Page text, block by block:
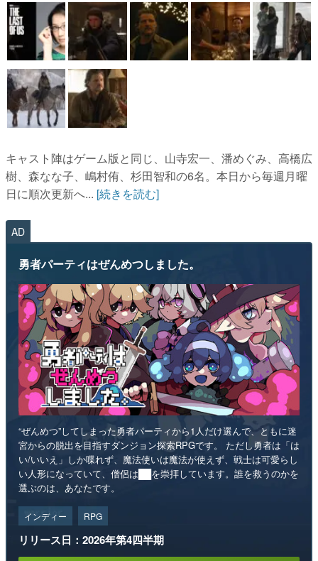
アプリレビュー
その他
電ファミニコゲーマーとは？
運営：株式会社マレ
キャスト陣はゲーム版と同じ、山寺宏一、潘めぐみ、高橋広
樹、森なな子、嶋村侑、杉田智和の6名。本日から毎週月曜
日に順次更新へ... [続きを読む]
AD
勇者パーティはぜんめつしました。
“ぜんめつ”してしまった勇者パーティから1人だけ選んで、ともに迷
宮からの脱出を目指すダンジョン探索RPGです。 ただし勇者は「は
い/いいえ」しか喋れず、魔法使いは魔法が使えず、戦士は可愛らし
い人形になっていて、僧侶は██を崇拝しています。誰を救うのかを
選ぶのは、あなたです。
インディー RPG
リリース日：2026年第4四半期